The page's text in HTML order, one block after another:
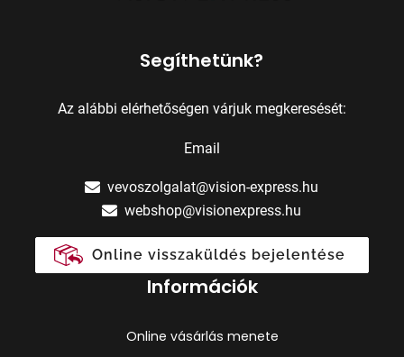
Segíthetünk?
Az alábbi elérhetőségen várjuk megkeresését:
Email
vevoszolgalat@vision-express.hu
webshop@visionexpress.hu
Online visszaküldés bejelentése
Információk
Online vásárlás menete